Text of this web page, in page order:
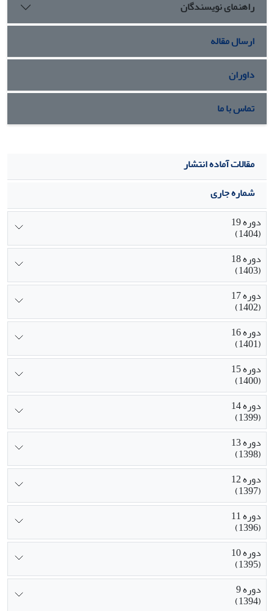
رابطه مستقیم و معنی داری وجود دارد.
راهنمای نویسندگان
ارسال مقاله
داوران
تماس با ما
مقالات آماده انتشار
شماره جاری
دوره 19
(1404)
دوره 18
(1403)
دوره 17
(1402)
دوره 16
(1401)
دوره 15
(1400)
دوره 14
(1399)
دوره 13
(1398)
دوره 12
(1397)
دوره 11
(1396)
دوره 10
(1395)
دوره 9
(1394)